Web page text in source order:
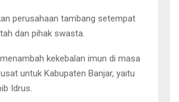
perusahaan tambang setempat
dan pihak swasta.
kekebalan imun di masa
untuk Kabupaten Banjar, yaitu
Idrus.